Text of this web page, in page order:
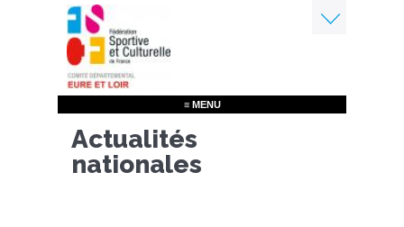
Aller
au
contenu
principal
≡ MENU
Actualités
nationales